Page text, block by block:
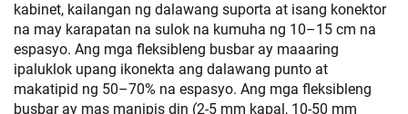
kabinet, kailangan ng dalawang suporta at isang konektor
na may karapatan na sulok na kumuha ng 10–15 cm na
espasyo. Ang mga fleksibleng busbar ay maaaring
ipaluklok upang ikonekta ang dalawang punto at
makatipid ng 50–70% na espasyo. Ang mga fleksibleng
busbar ay mas manipis din (2-5 mm kapal, 10-50 mm